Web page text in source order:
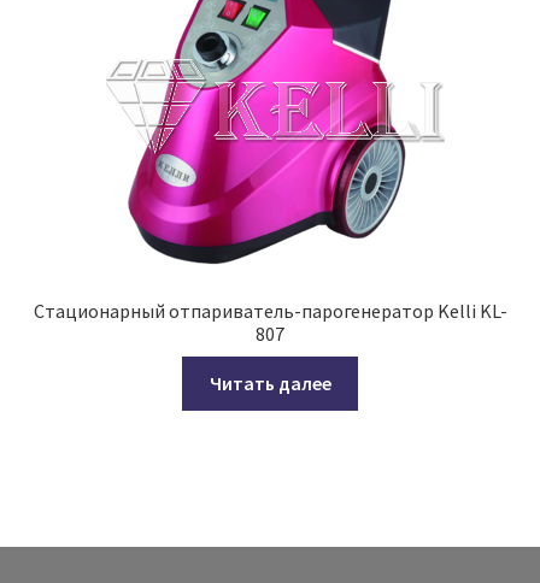
Стационарный отпариватель-парогенератор Kelli KL-
807
Читать далее